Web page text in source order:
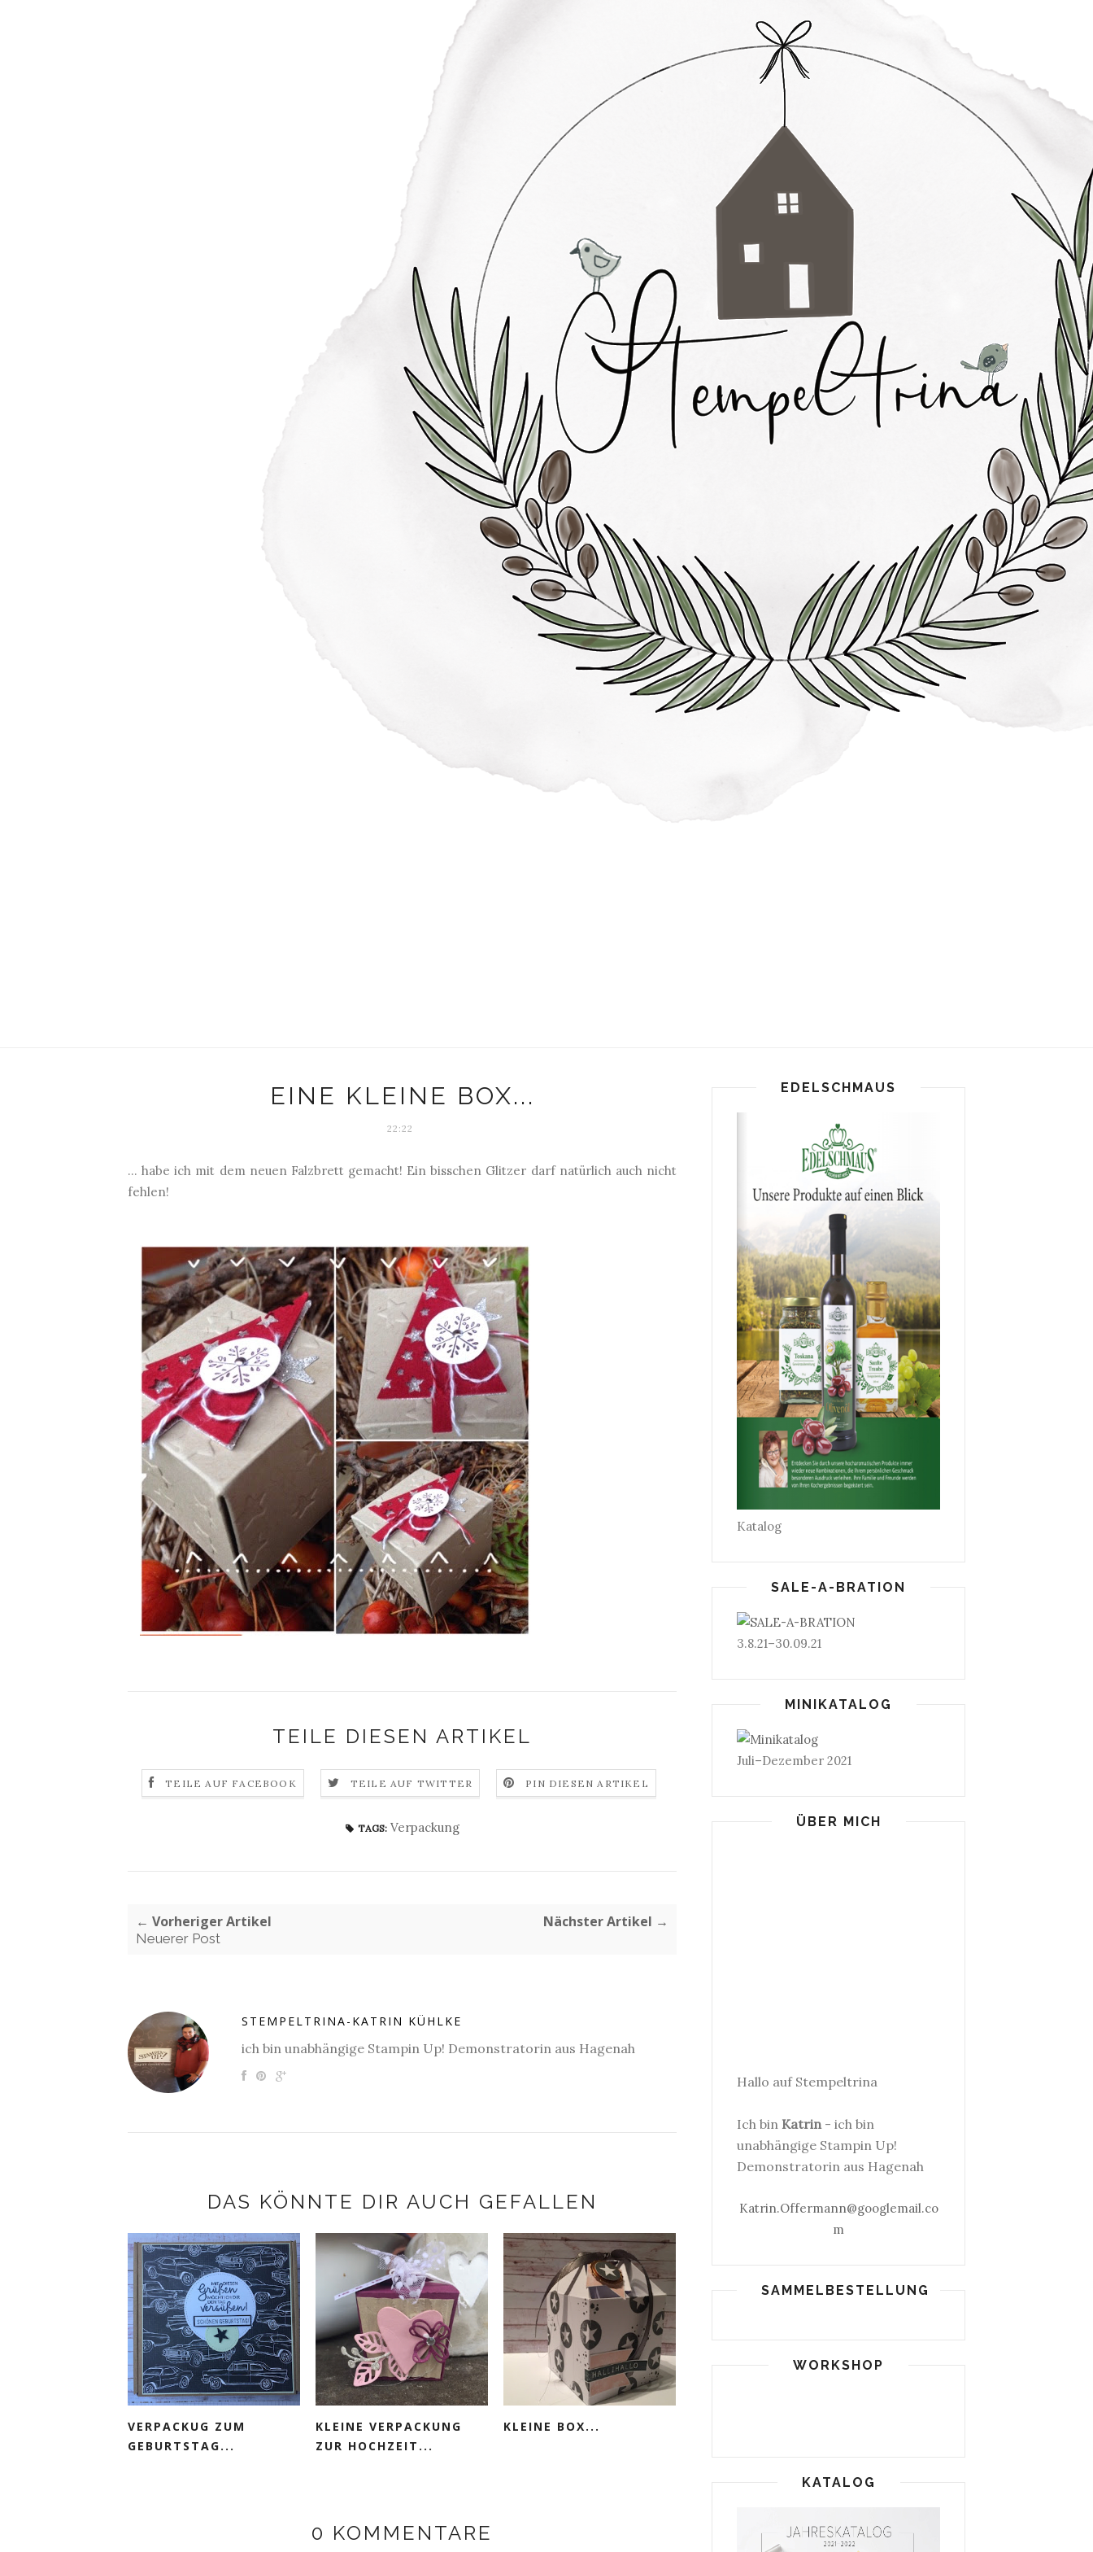
EINE KLEINE BOX...
22:22
... habe ich mit dem neuen Falzbrett gemacht! Ein bisschen Glitzer darf natürlich auch nicht
fehlen!
TEILE DIESEN ARTIKEL
TEILE AUF FACEBOOK TEILE AUF TWITTER PIN DIESEN ARTIKEL
TAGS: Verpackung
← Vorheriger Artikel
Neuerer Post
Nächster Artikel →
STEMPELTRINA-KATRIN KÜHLKE
ich bin unabhängige Stampin Up! Demonstratorin aus Hagenah
DAS KÖNNTE DIR AUCH GEFALLEN
VERPACKUG ZUM
GEBURTSTAG...
KLEINE VERPACKUNG
ZUR HOCHZEIT...
KLEINE BOX...
0 KOMMENTARE
EDELSCHMAUS
Katalog
SALE-A-BRATION
3.8.21–30.09.21
MINIKATALOG
Juli–Dezember 2021
ÜBER MICH
Hallo auf Stempeltrina
Ich bin Katrin- ich bin
unabhängige Stampin Up!
Demonstratorin aus Hagenah
Katrin.Offermann@googlemail.co
m
SAMMELBESTELLUNG
WORKSHOP
KATALOG